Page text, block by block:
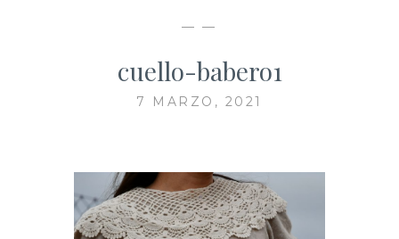
— —
cuello-babero1
7 MARZO, 2021